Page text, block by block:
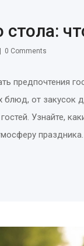
стола:
0 Comments
предпочтения
от закусок
Узнайте,
праздника.